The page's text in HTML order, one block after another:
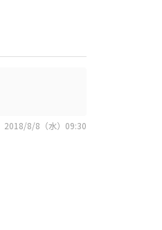
2018/8/8（水）09:30